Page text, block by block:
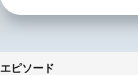
エピソード